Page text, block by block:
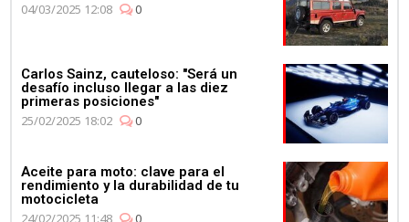
04/03/2025 12:08
0
Carlos Sainz, cauteloso: "Será un
desafío incluso llegar a las diez
primeras posiciones"
25/02/2025 18:02
0
Aceite para moto: clave para el
rendimiento y la durabilidad de tu
motocicleta
24/02/2025 11:48
0